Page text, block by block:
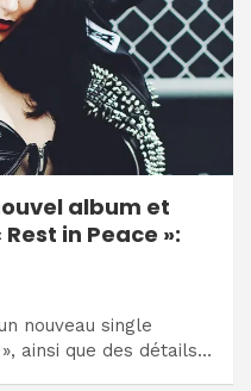
album et
in Peace »:
nouveau single
ainsi que des détails…